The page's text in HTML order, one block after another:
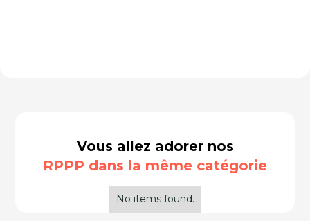
Vous allez adorer nos
RPPP dans la même catégorie
No items found.